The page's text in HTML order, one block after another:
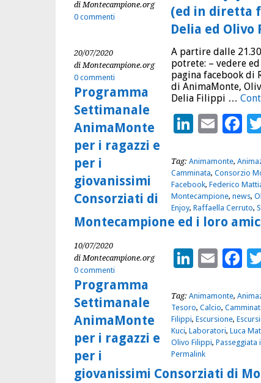
di Montecampione.org
0 commenti
(ed in diretta
Delia ed
A partire dalle
potrete: – vedere
pagina facebook di
di AnimaMonte,
Delia Filippi …
Tag: Animamonte,
Camminata, Consorzio
Facebook, Federico
Montecampione, news,
Enjoy, Raffaella Cerruto,
20/07/2020
di Montecampione.org
0 commenti
Programma
Settimanale
AnimaMonte
per i ragazzi e
per i
giovanissimi
Consorziati di
Montecampione ed i loro
Tag: Animamonte,
Tesoro, Calcio,
Filippi, Escursione,
Kuci, Laboratori, Luca
Olivo Filippi, Passeggiata
Permalink
10/07/2020
di Montecampione.org
0 commenti
Programma
Settimanale
AnimaMonte
per i ragazzi e
per i
giovanissimi Consorziati di